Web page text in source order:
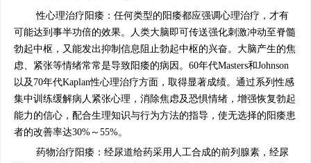
性心理治疗阳痿：任何类型的阳痿都应强调心理治疗，才有
可能达到事半功倍的效果。人类大脑即可传送强化刺激冲动至脊髓
勃起中枢，又能发出抑制信息阻止勃起中枢的兴奋。大脑产生的焦
虑、紧张等情绪常常是导致阳痿的病因。60年代Masters和Johnson
以及70年代Kaplan性心理治疗方面，取得显著成绩。通过系列性感
集中训练缓解病人紧张心理，消除焦虑及恐惧情绪，增强恢复勃起
能力的信心，配合生理知识与行为方法的指导，使无选择的阳痿患
者的改善率达30%～55%。
药物治疗阳痿：经尿道给药采用人工合成的前列腺素，经尿